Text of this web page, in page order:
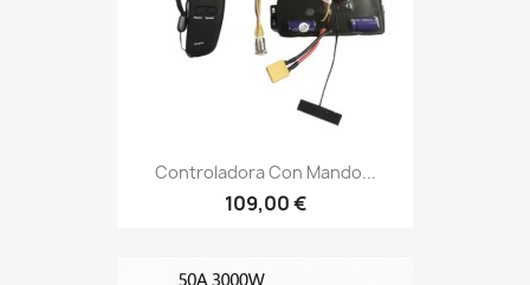
Controladora Con Mando...
109,00 €